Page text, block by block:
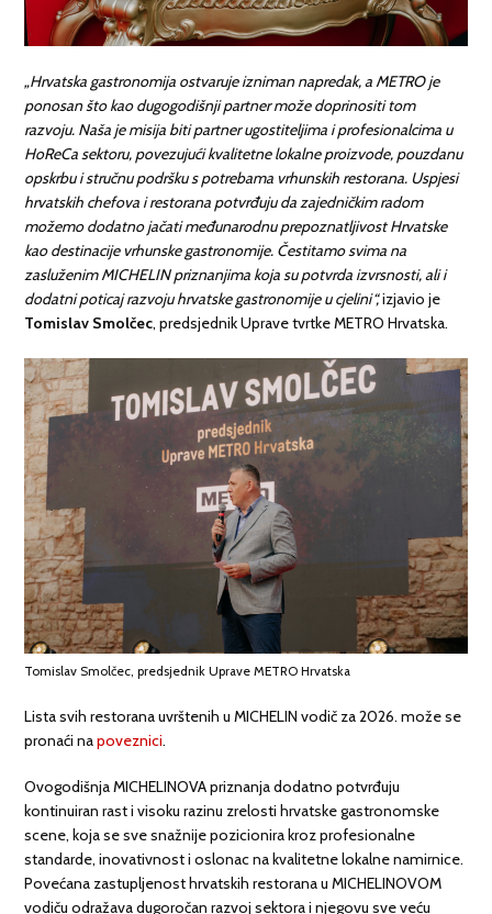
„Hrvatska gastronomija ostvaruje izniman napredak, a METRO je
ponosan što kao dugogodišnji partner može doprinositi tom
razvoju. Naša je misija biti partner ugostiteljima i profesionalcima u
HoReCa sektoru, povezujući kvalitetne lokalne proizvode, pouzdanu
opskrbu i stručnu podršku s potrebama vrhunskih restorana. Uspjesi
hrvatskih chefova i restorana potvrđuju da zajedničkim radom
možemo dodatno jačati međunarodnu prepoznatljivost Hrvatske
kao destinacije vrhunske gastronomije. Čestitamo svima na
zasluženim MICHELIN priznanjima koja su potvrda izvrsnosti, ali i
dodatni poticaj razvoju hrvatske gastronomije u cjelini“,izjavio je
Tomislav Smolčec, predsjednik Uprave tvrtke METRO Hrvatska.
Tomislav Smolčec, predsjednik Uprave METRO Hrvatska
Lista svih restorana uvrštenih u MICHELIN vodič za 2026. može se
pronaći napoveznici.
Ovogodišnja MICHELINOVA priznanja dodatno potvrđuju
kontinuiran rast i visoku razinu zrelosti hrvatske gastronomske
scene, koja se sve snažnije pozicionira kroz profesionalne
standarde, inovativnost i oslonac na kvalitetne lokalne namirnice.
Povećana zastupljenost hrvatskih restorana u MICHELINOVOM
vodiču odražava dugoročan razvoj sektora i njegovu sve veću